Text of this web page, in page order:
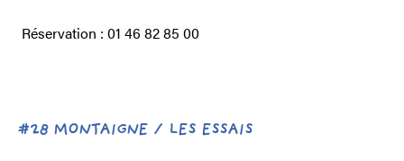
Réservation : 01 46 82 85 00
#28 MONTAIGNE / LES ESSAIS